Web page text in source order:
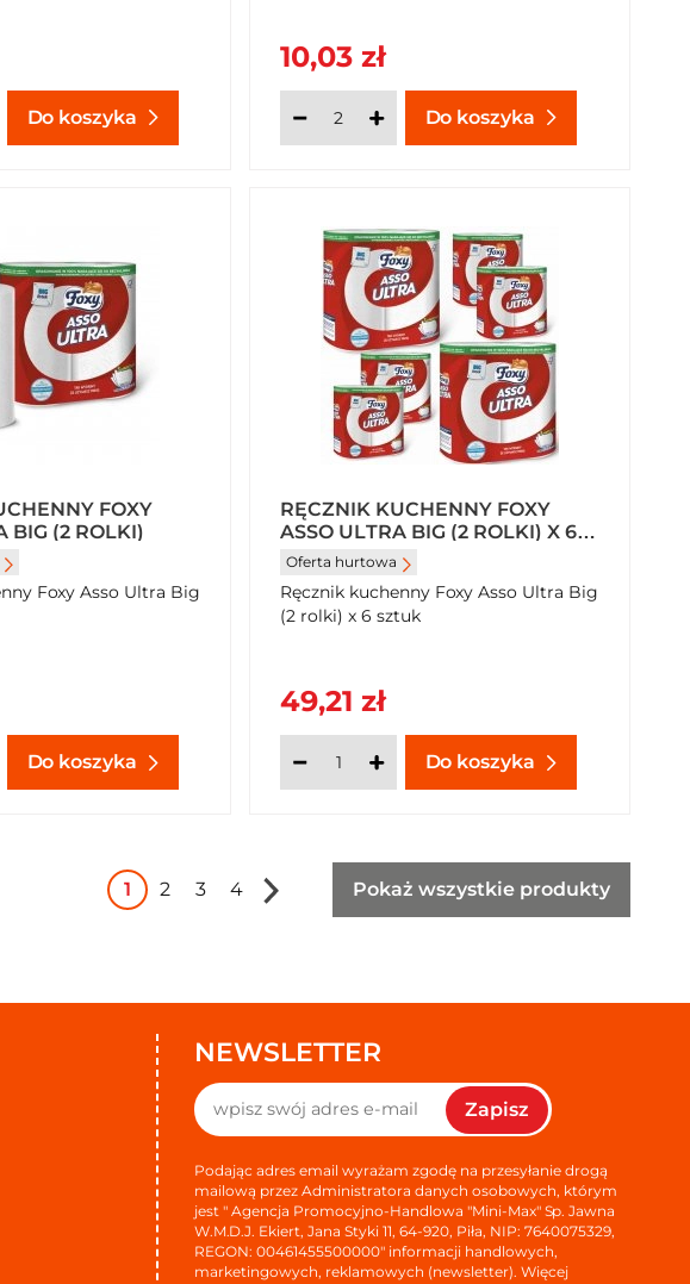
Do koszyka
10,03 zł
Do koszyka
FOXY
BIG (2 ROLKI)
Foxy Asso Ultra Big
Do koszyka
RĘCZNIK KUCHENNY FOXY
ASSO ULTRA BIG (2 ROLKI) X 6
SZTUK
Oferta hurtowa
Ręcznik kuchenny Foxy Asso Ultra Big
(2 rolki) x 6 sztuk
49,21 zł
Do koszyka
1 2 3 4 Pokaż wszystkie produkty
NEWSLETTER
Zapisz
Podając adres email wyrażam zgodę na przesyłanie drogą
mailową przez Administratora danych osobowych, którym
jest " Agencja Promocyjno-Handlowa "Mini-Max" Sp. Jawna
W.M.D.J. Ekiert, Jana Styki 11, 64-920, Piła, NIP: 7640075329,
REGON: 00461455500000" informacji handlowych,
marketingowych, reklamowych (newsletter). Więcej